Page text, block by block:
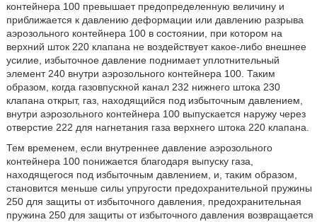
контейнера 100 превышает предопределенную величину и
приближается к давлению деформации или давлению разрыва
аэрозольного контейнера 100 в состоянии, при котором на
верхний шток 220 клапана не воздействует какое-либо внешнее
усилие, избыточное давление поднимает уплотнительный
элемент 240 внутри аэрозольного контейнера 100. Таким
образом, когда газовпускной канал 232 нижнего штока 230
клапана открыт, газ, находящийся под избыточным давлением,
внутри аэрозольного контейнера 100 выпускается наружу через
отверстие 222 для нагнетания газа верхнего штока 220 клапана.
Тем временем, если внутреннее давление аэрозольного
контейнера 100 понижается благодаря выпуску газа,
находящегося под избыточным давлением, и, таким образом,
становится меньше силы упругости предохранительной пружины
250 для защиты от избыточного давления, предохранительная
пружина 250 для защиты от избыточного давления возвращается